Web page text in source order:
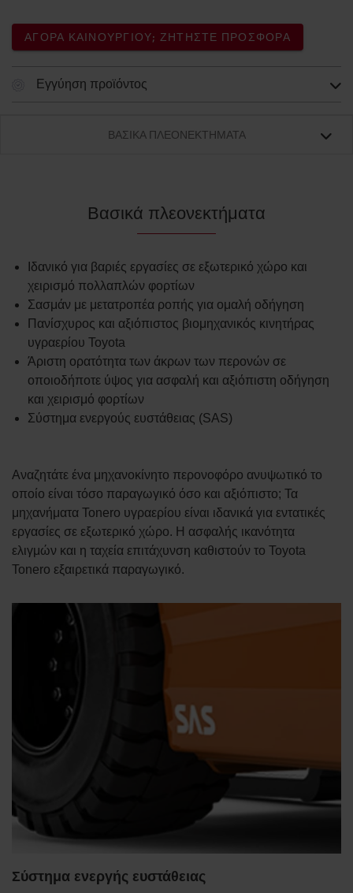
ΑΓΟΡΆ ΚΑΙΝΟΎΡΓΙΟΥ; ΖΗΤΉΣΤΕ ΠΡΟΣΦΟΡΆ
Εγγύηση προϊόντος
ΒΑΣΙΚΆ ΠΛΕΟΝΕΚΤΉΜΑΤΑ
Βασικά πλεονεκτήματα
Ιδανικό για βαριές εργασίες σε εξωτερικό χώρο και
χειρισμό πολλαπλών φορτίων
Σασμάν με μετατροπέα ροπής για ομαλή οδήγηση
Πανίσχυρος και αξιόπιστος βιομηχανικός κινητήρας
υγραερίου Toyota
Άριστη ορατότητα των άκρων των περονών σε
οποιοδήποτε ύψος για ασφαλή και αξιόπιστη οδήγηση
και χειρισμό φορτίων
Σύστημα ενεργούς ευστάθειας (SAS)
Αναζητάτε ένα μηχανοκίνητο περονοφόρο ανυψωτικό το
οποίο είναι τόσο παραγωγικό όσο και αξιόπιστο; Τα
μηχανήματα Tonero υγραερίου είναι ιδανικά για εντατικές
εργασίες σε εξωτερικό χώρο. Η ασφαλής ικανότητα
ελιγμών και η ταχεία επιτάχυνση καθιστούν το Toyota
Tonero εξαιρετικά παραγωγικό.
Σύστημα ενεργής ευστάθειας